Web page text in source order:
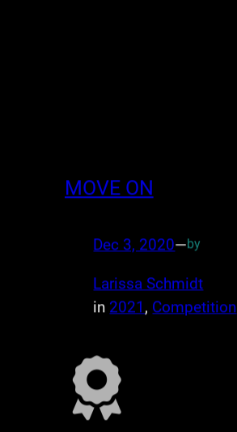
MOVE ON
Dec 3, 2020—by
Larissa Schmidt
in 2021 Competition